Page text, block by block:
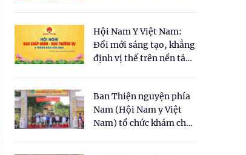
Hội Nam Y Việt Nam:
Đổi mới sáng tạo, khẳng
định vị thế trên nền tảng
Ban Thiện nguyện phía
Nam (Hội Nam y Việt
Nam) tổ chức khám chữa